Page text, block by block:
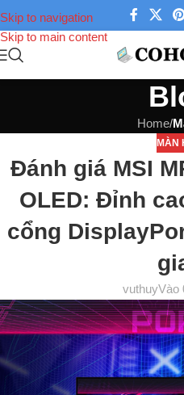
Skip to navigation
Skip to main content
Home/
MÀN
Đánh giá MSI
OLED: Đỉnh
cổng
vuthuyVào